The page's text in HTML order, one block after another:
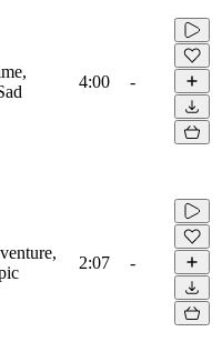
4:00 -
2:07 -